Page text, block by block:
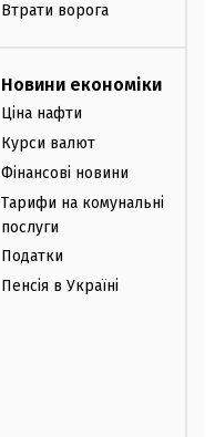
Втрати ворога
Новини економіки
Ціна нафти
Курси валют
Фінансові новини
Тарифи на комунальні
послуги
Податки
Пенсія в Україні